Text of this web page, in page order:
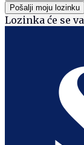
Lozinka će se